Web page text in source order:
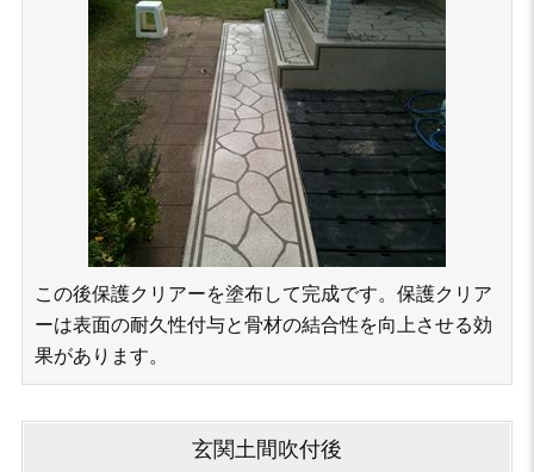
この後保護クリアーを塗布して完成です。保護クリア
ーは表面の耐久性付与と骨材の結合性を向上させる効
果があります。
玄関土間吹付後